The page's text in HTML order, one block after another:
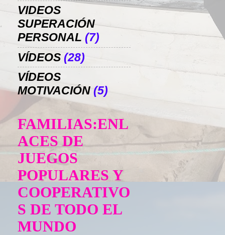
VIDEOS
SUPERACIÓN
PERSONAL (7)
VÍDEOS (28)
VÍDEOS
MOTIVACIÓN (5)
FAMILIAS:ENL
ACES DE
JUEGOS
POPULARES Y
COOPERATIVO
S DE TODO EL
MUNDO